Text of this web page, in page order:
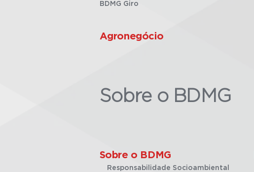
BDMG Giro
Agronegócio
Sobre o BDMG
Sobre o BDMG
Responsabilidade Socioambiental